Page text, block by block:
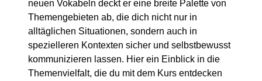
neuen Vokabeln deckt er eine breite Palette von
Themengebieten ab, die dich nicht nur in
alltäglichen Situationen, sondern auch in
spezielleren Kontexten sicher und selbstbewusst
kommunizieren lassen. Hier ein Einblick in die
Themenvielfalt, die du mit dem Kurs entdecken